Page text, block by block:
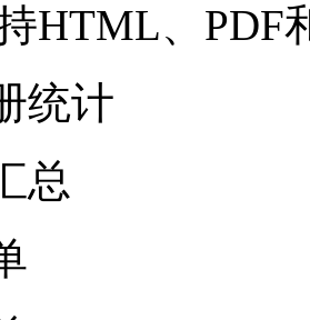
HTML、
册统计
汇总
单